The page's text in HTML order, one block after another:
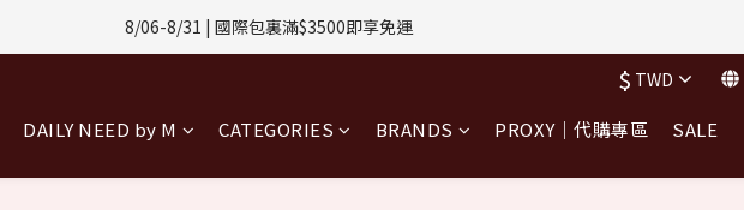
31 | 任選2件CUBOX正價商品 贈【威靈頓 / 波士頓墨鏡】(數量有限售完不補)
8/06-8/31 | 國際包裏滿$3500即享免運
31 | 任選2件CUBOX正價商品 贈【威靈頓 / 波士頓墨鏡】(數量有限售完不補)
$ TWD
DAILY NEED by M CATEGORIES BRANDS PROXY｜代購專區 SALE